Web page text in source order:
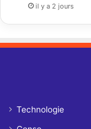
il y a 2 jours
Technologie